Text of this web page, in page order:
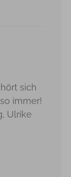
sich
immer!
Ulrike